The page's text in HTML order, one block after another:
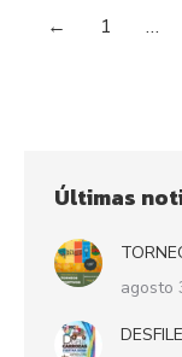
← 1 …
Últimas
agosto